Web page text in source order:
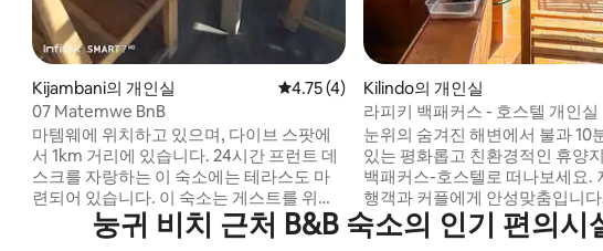
Kijambani의 개인실 평점 4.75점(5점 만점), 후기 4개
4.75 (4)
07 Matemwe BnB
마템웨에 위치하고 있으며, 다이브 스팟에
서 1km 거리에 있습니다. 24시간 프런트 데
스크를 자랑하는 이 숙소에는 테라스도 마
련되어 있습니다. 이 숙소는 게스트를 위한
룸서비스, 티켓 서비스, 조직 투어를 제공합
Kilindo의 개인실
라피키 백패커스 - 호스텔 개인실
눈위의 숨겨진 해변에서 불과 10
있는 평화롭고 친환경적인 휴양
백패커스-호스텔로 떠나보세요.
행객과 커플에게 안성맞춤입니
없는 호스트 '크레이지 맨' 의 진정
대를 즐겨보세요. 개인실이나 도
눙귀 비치 근처 B&B 숙소의 인기 편의시